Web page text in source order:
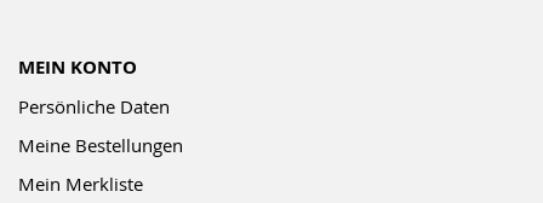
MEIN KONTO
Persönliche Daten
Meine Bestellungen
Mein Merkliste